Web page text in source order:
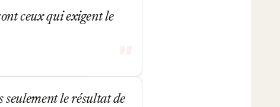
ceux qui exigent le
seulement le résultat de